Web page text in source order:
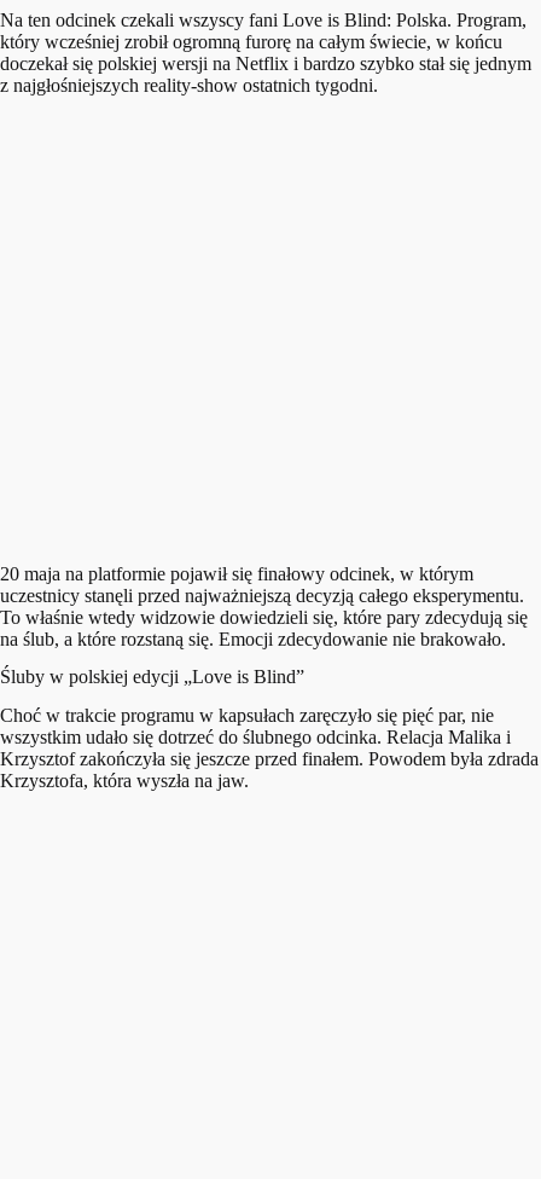
Na ten odcinek czekali wszyscy fani Love is Blind: Polska. Program,
który wcześniej zrobił ogromną furorę na całym świecie, w końcu
doczekał się polskiej wersji na Netflix i bardzo szybko stał się jednym
z najgłośniejszych reality-show ostatnich tygodni.
20 maja na platformie pojawił się finałowy odcinek, w którym
uczestnicy stanęli przed najważniejszą decyzją całego eksperymentu.
To właśnie wtedy widzowie dowiedzieli się, które pary zdecydują się
na ślub, a które rozstaną się. Emocji zdecydowanie nie brakowało.
Śluby w polskiej edycji „Love is Blind”
Choć w trakcie programu w kapsułach zaręczyło się pięć par, nie
wszystkim udało się dotrzeć do ślubnego odcinka. Relacja Malika i
Krzysztof zakończyła się jeszcze przed finałem. Powodem była zdrada
Krzysztofa, która wyszła na jaw.